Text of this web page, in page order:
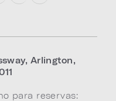
, Arlington,
para reservas: